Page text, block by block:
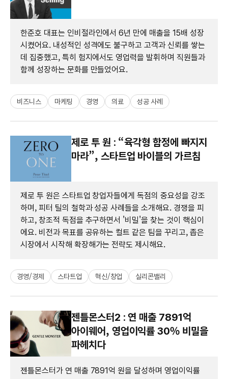
한준호 대표는 인비절라인에서 6년 만에 매출을 15배 성장
시켰어요. 내성적인 성격에도 불구하고 고객과 신뢰를 쌓는
데 집중했고, 특히 험지에서도 영업력을 발휘하며 직원들과
함께 성장하는 문화를 만들었어요.
비즈니스 마케팅 경영 의료 성공 사례
제로 투 원 : “육각형 함정에 빠지지
마라”, 스타트업 바이블의 가르침
제로 투 원은 스타트업 창업자들에게 독점의 중요성을 강조
하며, 피터 틸의 철학과 성공 사례들을 소개해요. 경쟁을 피
하고, 창조적 독점을 추구하면서 '비밀'을 찾는 것이 핵심이
에요. 비전과 목표를 공유하는 컬트 같은 팀을 꾸리고, 좁은
시장에서 시작해 확장해가는 전략도 제시해요.
경영/경제 스타트업 혁신/창업 실리콘밸리
젠틀몬스터2 : 연 매출 7891억
아이웨어, 영업이익률 30% 비밀을
파헤치다
젠틀몬스터가 연 매출 7891억 원을 달성하며 영업이익률